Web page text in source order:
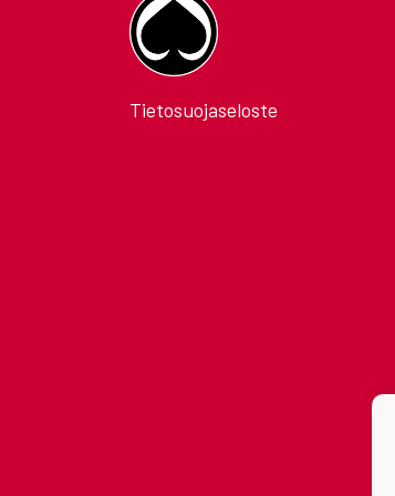
Tietosuojaseloste